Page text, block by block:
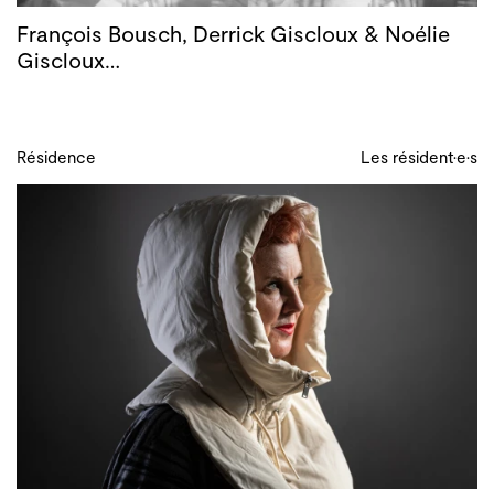
François Bousch, Derrick Giscloux & Noélie
Giscloux…
Résidence Les résident·e·s